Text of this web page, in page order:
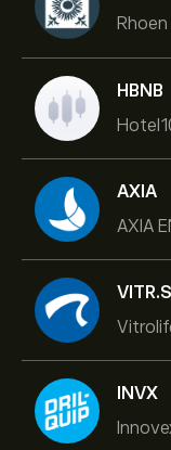
HBNB
AXIA
AXIA
INVX